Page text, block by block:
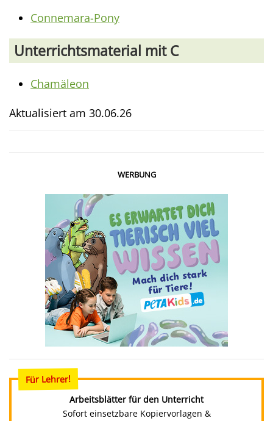
Connemara-Pony
Unterrichtsmaterial mit C
Chamäleon
Aktualisiert am 30.06.26
WERBUNG
Für Lehrer!
Arbeitsblätter für den Unterricht
Sofort einsetzbare Kopiervorlagen &